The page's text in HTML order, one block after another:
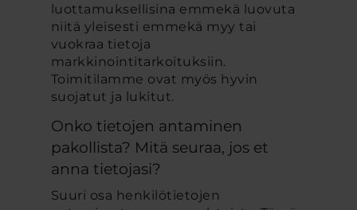
luottamuksellisina emmekä luovuta
niitä yleisesti emmekä myy tai
vuokraa tietoja
markkinointitarkoituksiin.
Toimitilamme ovat myös hyvin
suojatut ja lukitut.
Onko tietojen antaminen
pakollista? Mitä seuraa, jos et
anna tietojasi?
Suuri osa henkilötietojen